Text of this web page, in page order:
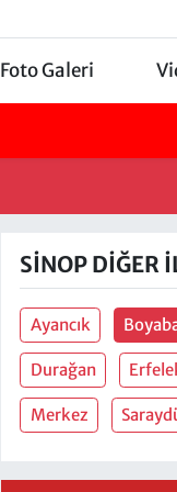
Foto Galeri
SINOP DIĞER
Ayancık
Durağan
Merkez